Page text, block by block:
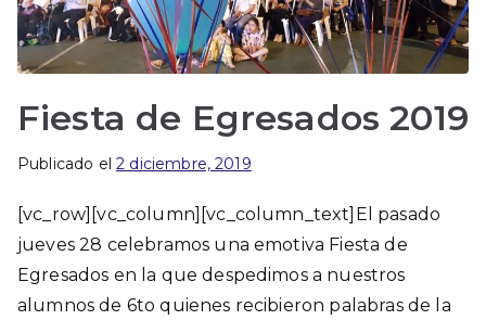
Fiesta de Egresados 2019
Publicado el2 diciembre, 2019
[vc_row][vc_column][vc_column_text]El pasado
jueves 28 celebramos una emotiva Fiesta de
Egresados en la que despedimos a nuestros
alumnos de 6to quienes recibieron palabras de la